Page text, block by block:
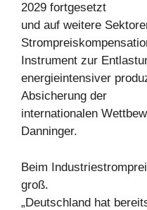
2029 fortgesetzt
und auf weitere
Instrument zur
energieintensiver
Absicherung der
internationalen
Danninger.
Beim
groß.
„Deutschland hat